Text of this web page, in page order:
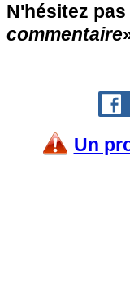
N'hésitez
commentaire
Un